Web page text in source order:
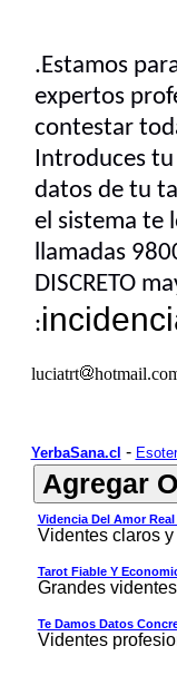
.Estamos
expertos
contestar
Introduces tu
datos de tu
el sistema te
llamadas
DISCRETO
:
luciatrt
YerbaSana.cl -
Videncia Del Amor
Videntes claros
Tarot Fiable Y
Grandes
Te Damos Datos
Videntes